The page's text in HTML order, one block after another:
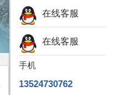
在线客服
在线客服
手机
13524730762